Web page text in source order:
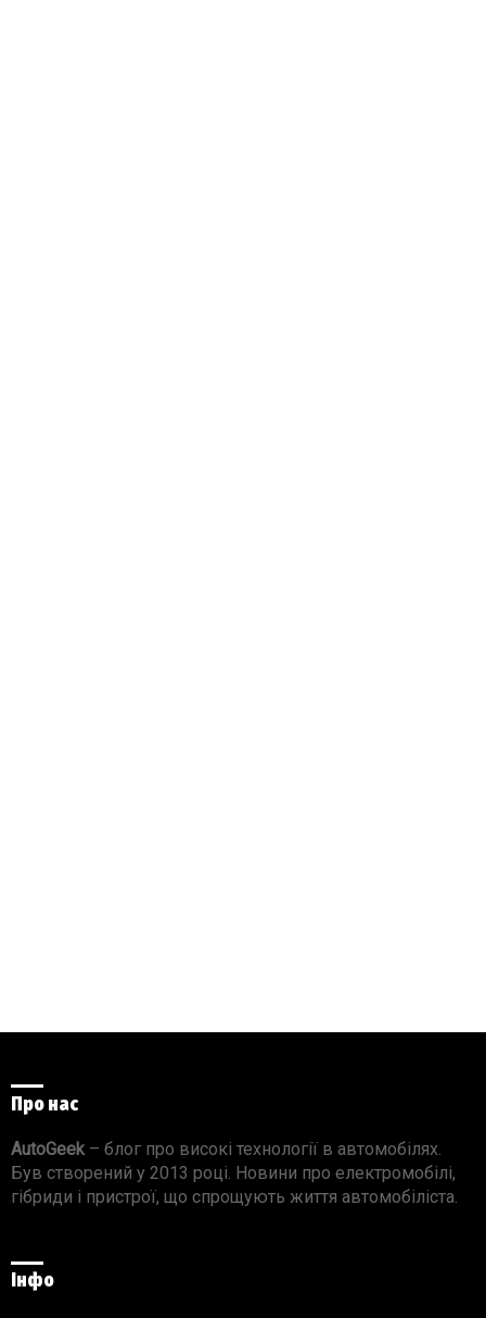
Про нас
AutoGeek – блог про високі технології в автомобілях.
Був створений у 2013 році. Новини про електромобілі,
гібриди і пристрої, що спрощують життя автомобіліста.
Інфо